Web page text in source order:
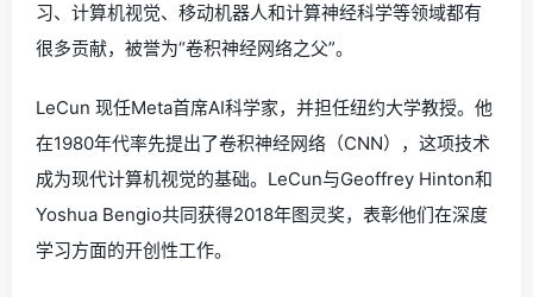
习、计算机视觉、移动机器人和计算神经科学等领域都有
很多贡献，被誉为“卷积神经网络之父”。
LeCun 现任Meta首席AI科学家，并担任纽约大学教授。他
在1980年代率先提出了卷积神经网络（CNN），这项技术
成为现代计算机视觉的基础。LeCun与Geoffrey Hinton和
Yoshua Bengio共同获得2018年图灵奖，表彰他们在深度
学习方面的开创性工作。